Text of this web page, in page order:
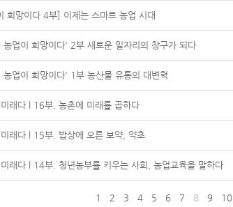
희망이다 4부] 이제는 스마트 농업 시대
업이 희망이다' 2부 새로운 일자리의 창구가 되다
업이 희망이다' 1부 농산물 유통의 대변혁
래다 l 16부. 농촌에 미래를 곱하다
래다 l 15부. 밥상에 오른 보약, 약초
래다 l 14부. 청년농부를 키우는 사회, 농업교육을 말하다
1 2 3 4 5 6 7 8 9 10